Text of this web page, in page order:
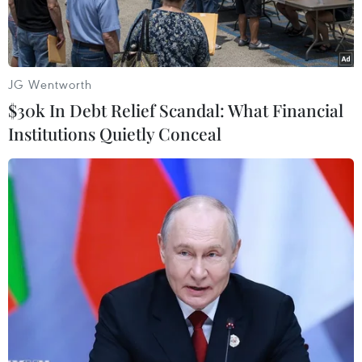
Bộ trưởng Kinh tế Nga Alexei Ulyukayev. (Nguồn: Sputnik)
Theo TASS, ngày 11/11, Bộ trưởng Phát triển
Kinh tế Nga Alexei Ulyukayev cho rằng chiến
thắng của tỷ phú Donald Trump trong cuộc đua
vào Nhà Trắng mở ra cơ hội để dỡ bỏ các biện
JG Wentworth
$30k In Debt Relief Scandal: What Financial
Institutions Quietly Conceal